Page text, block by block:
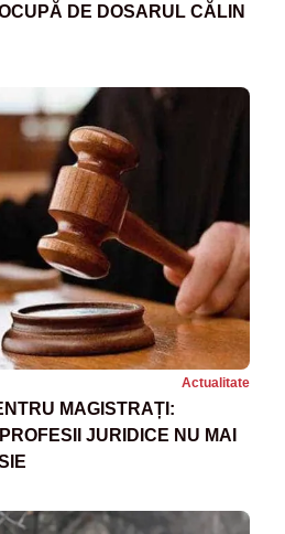
DE DOSARUL CĂLIN
Actualitate
MAGISTRAȚI:
JURIDICE NU MAI